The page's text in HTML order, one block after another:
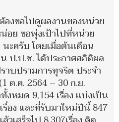
องขอไปดูผลงานของหน่วย
อย ขอพุ่งเป้าไปที่หน่วย
ะครับ โดยเมื่อต้นเดือน
ป.ป.ช. ได้ประกาศสถิติผล
าบปรามการทุจริต ประจำ
ต.ค. 2564 – 30 ก.ย.
งหมด 9,154 เรื่อง แบ่งเป็น
อง และที่รับมาใหม่ปีนี้ 847